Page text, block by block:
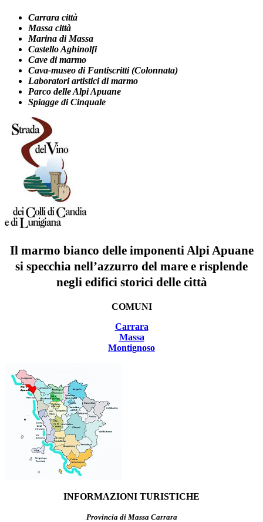
Carrara città
Massa città
Marina di Massa
Castello Aghinolfi
Cave di marmo
Cava-museo di Fantiscritti (Colonnata)
Laboratori artistici di marmo
Parco delle Alpi Apuane
Spiagge di Cinquale
Il marmo bianco delle imponenti Alpi Apuane
si specchia nell’azzurro del mare e risplende
negli edifici storici delle città
COMUNI
Carrara
Massa
Montignoso
INFORMAZIONI TURISTICHE
Provincia di Massa Carrara